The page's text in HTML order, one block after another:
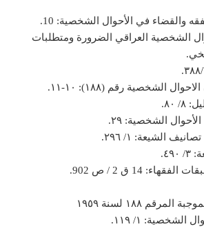
الشخصية العراقي الضرورة ومتطلبات